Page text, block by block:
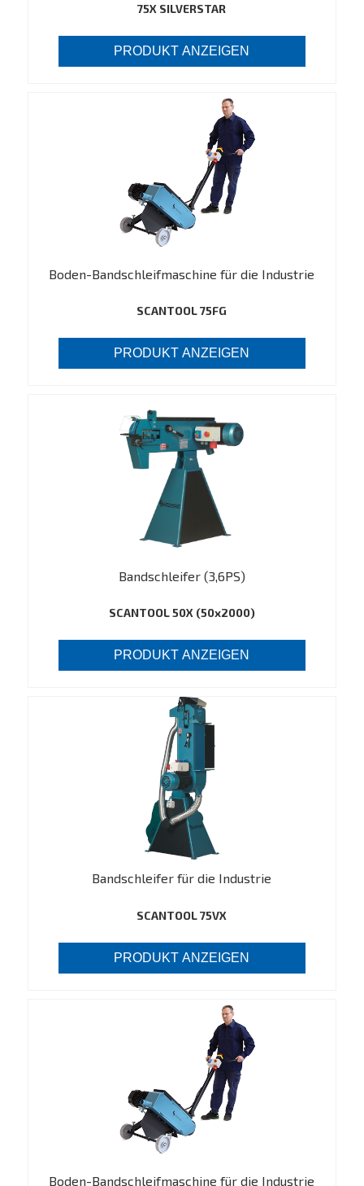
75X SILVERSTAR
PRODUKT ANZEIGEN
Boden-Bandschleifmaschine für die Industrie
SCANTOOL 75FG
PRODUKT ANZEIGEN
Bandschleifer (3,6PS)
SCANTOOL 50X (50x2000)
PRODUKT ANZEIGEN
Bandschleifer für die Industrie
SCANTOOL 75VX
PRODUKT ANZEIGEN
Boden-Bandschleifmaschine für die Industrie